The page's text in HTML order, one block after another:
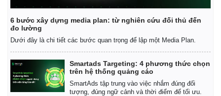
6 bước xây dựng media plan: từ nghiên cứu đối thủ đến
đo lường
Dưới đây là chi tiết các bước quan trọng để lập một Media Plan.
Smartads Targeting: 4 phương thức chọn
trên hệ thống quảng cáo
SmartAds tập trung vào việc nhắm đúng đối
tượng, đúng ngữ cảnh và thời điểm để tối ưu.